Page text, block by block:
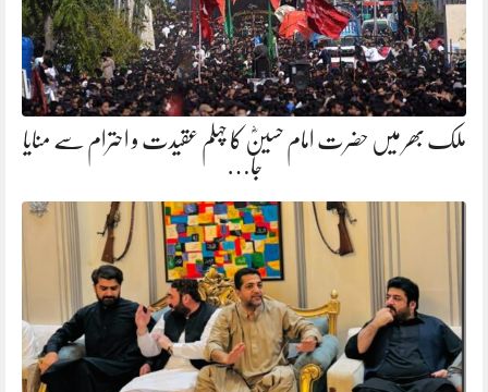
ملک بھر میں حضرت امام حسینؓ کا چہلم عقیدت و احترام سے منایا
جا…